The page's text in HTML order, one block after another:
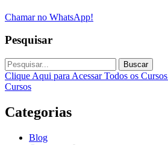
Chamar no WhatsApp!
Pesquisar
Buscar
Clique Aqui para Acessar Todos os Cursos
Cursos
Categorias
Blog